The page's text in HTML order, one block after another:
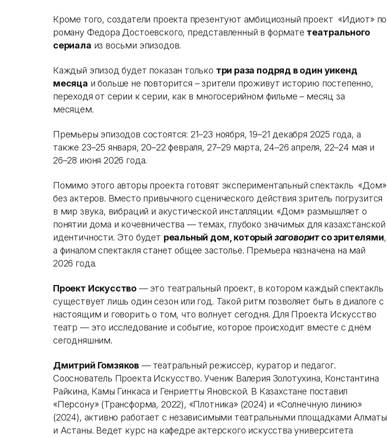
Кроме того, создатели проекта презентуют амбициозный проект «Идиот» по
роману Федора Достоевского, представленный в формате театрального
сериала из восьми эпизодов.
Каждый эпизод будет показан только три раза подряд в один уикенд
месяца и больше не повторится – зрители проживут историю постепенно,
переходя от серии к серии, как в многосерийном фильме – месяц за
месяцем.
Премьеры эпизодов состоятся: 21–23 ноября, 19–21 декабря 2025 года, а
также 23–25 января, 20–22 февраля, 27–29 марта, 24–26 апреля, 22–24 мая и
26–28 июня 2026 года.
Помимо этого авторы проекта готовят экспериментальный спектакль «Дом»
без актеров. Вместо привычного сценического действия зритель погрузится
в мир звука, вибраций и акустической инсталляции. «Дом» размышляет о
понятии дома и кочевничества — темах, глубоко значимых для казахстанской
идентичности. Это будет реальный дом, который заговоритсо зрителями,
а финалом спектакля станет общее застолье. Премьера назначена на май
2026 года.
Проект Искусство — это театральный проект, в котором каждый спектакль
существует лишь один сезон или год. Такой ритм позволяет быть в диалоге с
настоящим и говорить о том, что волнует сегодня. Для Проекта Искусство
театр — это исследование и событие, которое происходит вместе с днём
сегодняшним.
Дмитрий Гомзяков — театральный режиссёр, куратор и педагог.
Сооснователь Проекта Искусство. Ученик Валерия Золотухина, Константина
Райкина, Камы Гинкаса и Генриетты Яновской. В Казахстане поставил
«Персону» (Трансформа, 2022), «Плотника» (2024) и «Солнечную линию»
(2024), активно работает с независимыми театральными площадками Алматы
и Астаны. Ведет курс на кафедре актерского искусства университета